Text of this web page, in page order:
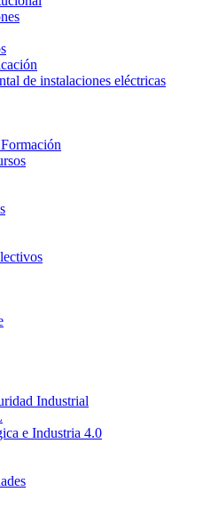
de instalaciones eléctricas
Industrial
e Industria 4.0